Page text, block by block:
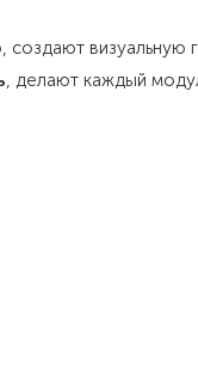
визуальную
, делают каждый